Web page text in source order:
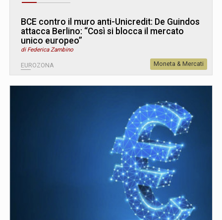
BCE contro il muro anti-Unicredit: De Guindos
attacca Berlino: “Così si blocca il mercato
unico europeo”
di Federica Zambino
EUROZONA Moneta & Mercati